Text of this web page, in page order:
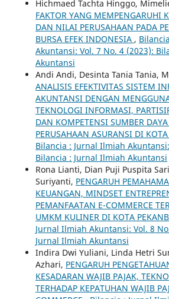
Hichmaed Tachta Hinggo,
FAKTOR YANG MEMPENGARUHI
DAN NILAI PERUSAHAAN PADA
BURSA EFEK INDONESIA ,
Akuntansi: Vol. 7 No. 4 (2023):
Akuntansi
Andi Andi, Desinta Tania Tania,
ANALISIS EFEKTIVITAS SISTEM
AKUNTANSI DENGAN
TEKNOLOGI INFORMASI,
DAN KOMPETENSI SUMBER
PERUSAHAAN ASURANSI DI
Bilancia : Jurnal Ilmiah
Bilancia : Jurnal Ilmiah Akuntansi
Rona Lianti, Dian Puji Puspita
Suriyanti, PENGARUH
KEUANGAN, MINDSET
PEMANFAATAN E-COMMERCE
UMKM KULINER DI KOTA
Jurnal Ilmiah Akuntansi: Vol. 8
Jurnal Ilmiah Akuntansi
Indira Dwi Yuliani, Linda Hetri
Azhari, PENGARUH
KESADARAN WAJIB PAJAK,
TERHADAP KEPATUHAN WAJIB